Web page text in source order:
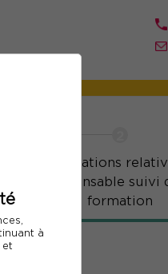
à
et
Informations
responsable suivi
formation